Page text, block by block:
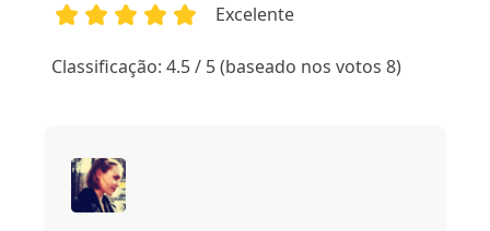
Excelente
Classificação: 4.5 / 5 (baseado nos votos 8)